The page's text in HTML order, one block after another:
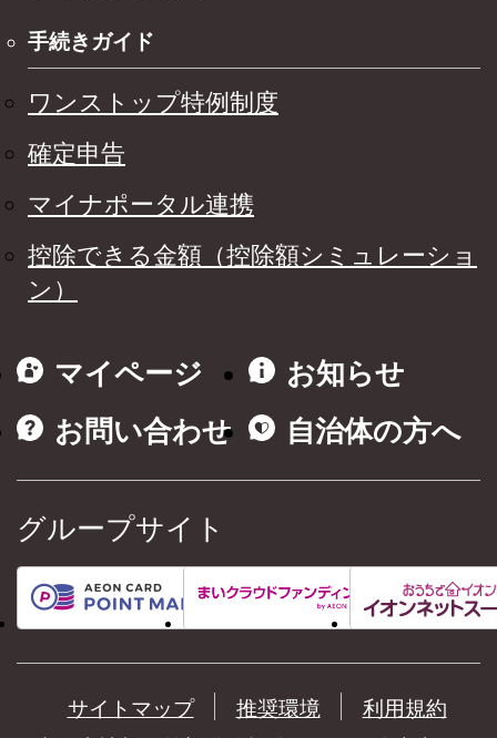
手続きガイド
ワンストップ特例制度
確定申告
マイナポータル連携
控除できる金額（控除額シミュレーショ
ン）
マイページ
お知らせ
お問い合わせ
自治体の方へ
グループサイト
サイトマップ 推奨環境
利用規約